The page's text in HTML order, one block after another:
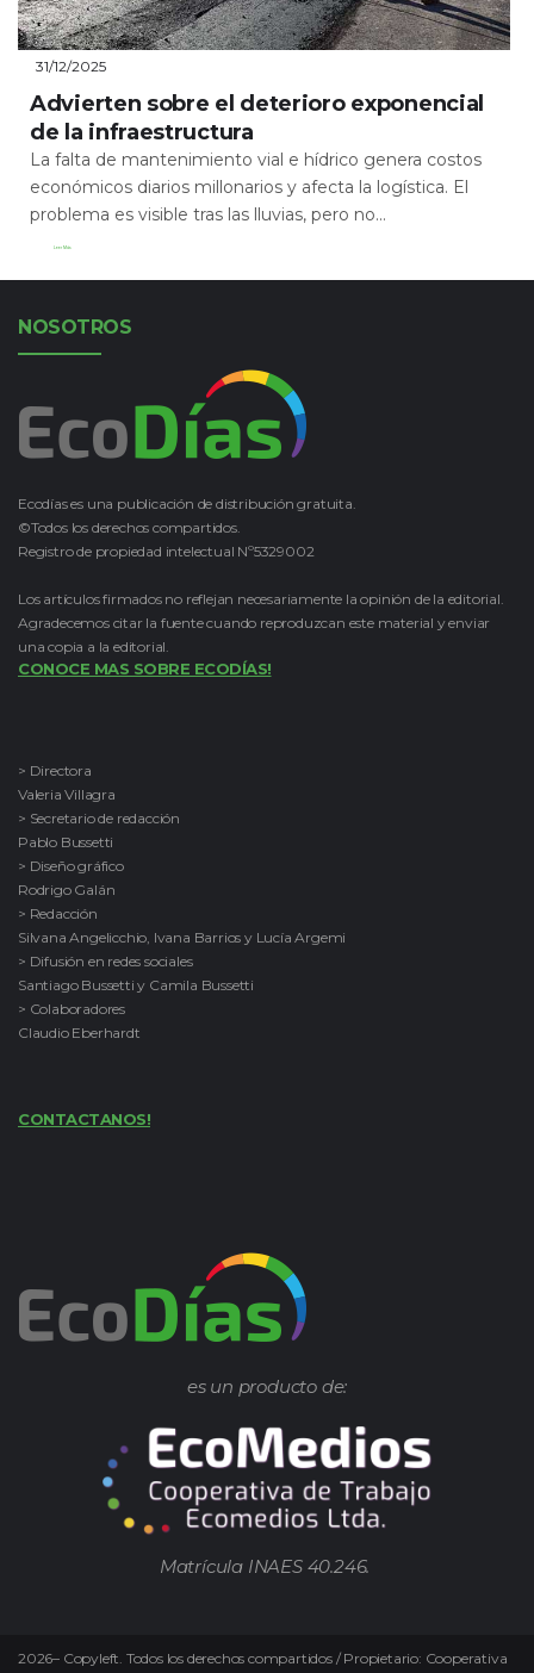
31/12/2025
Advierten sobre el deterioro exponencial
de la infraestructura
La falta de mantenimiento vial e hídrico genera costos
económicos diarios millonarios y afecta la logística. El
problema es visible tras las lluvias, pero no...
Leer Más
NOSOTROS
Ecodías es una publicación de distribución gratuita.
©Todos los derechos compartidos.
Registro de propiedad intelectual Nº5329002
Los artículos firmados no reflejan necesariamente la opinión de la editorial.
Agradecemos citar la fuente cuando reproduzcan este material y enviar
una copia a la editorial.
CONOCE MAS SOBRE ECODÍAS!
> Directora
Valeria Villagra
> Secretario de redacción
Pablo Bussetti
> Diseño gráfico
Rodrigo Galán
> Redacción
Silvana Angelicchio, Ivana Barrios y Lucía Argemi
> Difusión en redes sociales
Santiago Bussetti y Camila Bussetti
> Colaboradores
Claudio Eberhardt
CONTACTANOS!
es un producto de:
Matrícula INAES 40.246.
2026– Copyleft. Todos los derechos compartidos / Propietario: Cooperativa